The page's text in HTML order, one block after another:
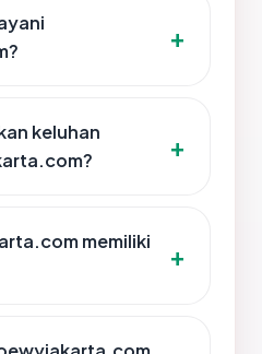
keluhan
memiliki